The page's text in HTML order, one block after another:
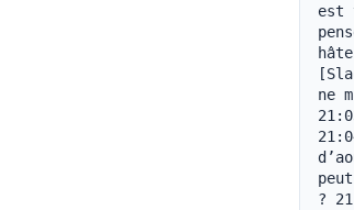
est
ne
?